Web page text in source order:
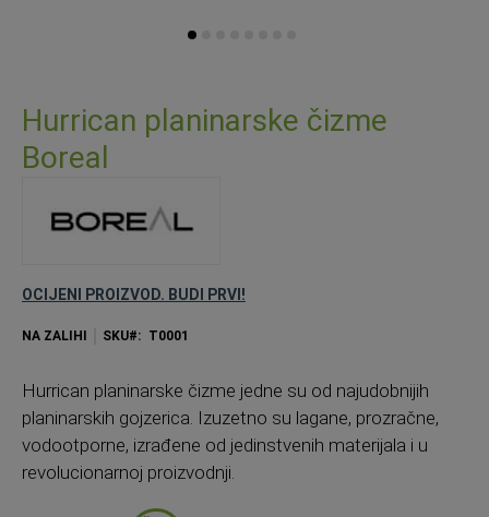
to
the
beginning
images
Hurrican planinarske čizme
Boreal
OCIJENI PROIZVOD. BUDI PRVI!
NA ZALIHI SKU T0001
Hurrican planinarske čizme jedne su od najudobnijih
planinarskih gojzerica. Izuzetno su lagane, prozračne,
vodootporne, izrađene od jedinstvenih materijala i u
revolucionarnoj proizvodnji.